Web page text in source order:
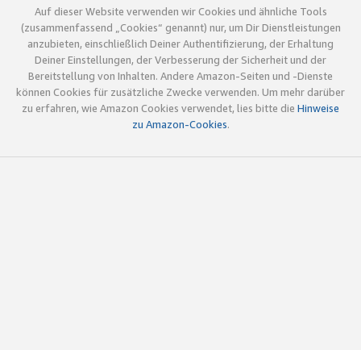
Auf dieser Website verwenden wir Cookies und ähnliche Tools
(zusammenfassend „Cookies“ genannt) nur, um Dir Dienstleistungen
anzubieten, einschließlich Deiner Authentifizierung, der Erhaltung
Deiner Einstellungen, der Verbesserung der Sicherheit und der
Bereitstellung von Inhalten. Andere Amazon-Seiten und -Dienste
können Cookies für zusätzliche Zwecke verwenden. Um mehr darüber
zu erfahren, wie Amazon Cookies verwendet, lies bitte die Hinweise
zu Amazon-Cookies.